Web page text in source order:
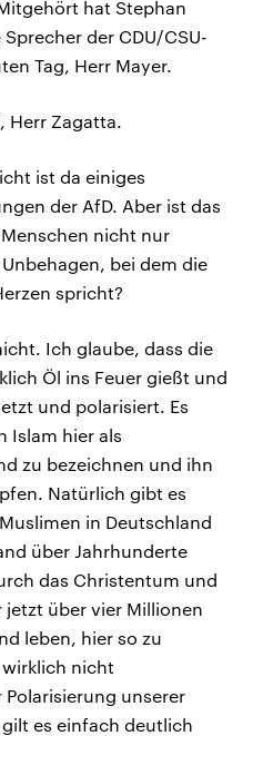
hat Stephan
der CDU/CSU-
Tag, Herr Mayer.
Herr Zagatta.
ist da einiges
der AfD. Aber ist das
nicht nur
bei dem die
spricht?
Ich glaube, dass die
Öl ins Feuer gießt und
und polarisiert. Es
Islam hier als
zu bezeichnen und ihn
Natürlich gibt es
in Deutschland
über Jahrhunderte
das Christentum und
über vier Millionen
leben, hier so zu
nicht
unserer
es einfach deutlich